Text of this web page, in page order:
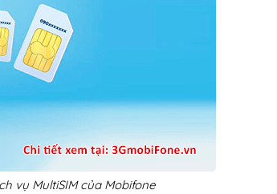
vụ MultiSIM của Mobifone